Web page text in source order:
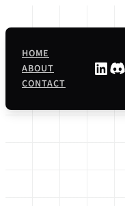
to
content
HOME
ABOUT
CONTACT
LinkedIn Discord